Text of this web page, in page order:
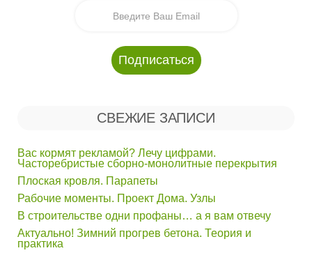
СВЕЖИЕ ЗАПИСИ
Вас кормят рекламой? Лечу цифрами.
Часторебристые сборно-монолитные перекрытия
Плоская кровля. Парапеты
Рабочие моменты. Проект Дома. Узлы
В строительстве одни профаны… а я вам отвечу
Актуально! Зимний прогрев бетона. Теория и
практика